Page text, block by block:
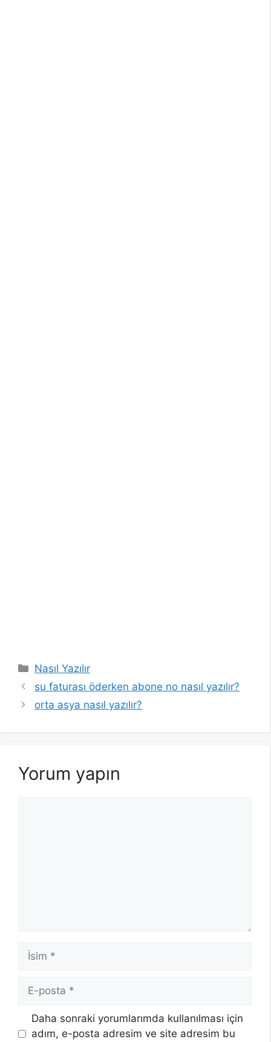
Kategoriler
Nasıl Yazılır
su faturası öderken abone no nasıl yazılır?
orta asya nasıl yazılır?
Yorum yapın
İsim
posta
Daha sonraki yorumlarımda kullanılması için
adım, e-posta adresim ve site adresim bu